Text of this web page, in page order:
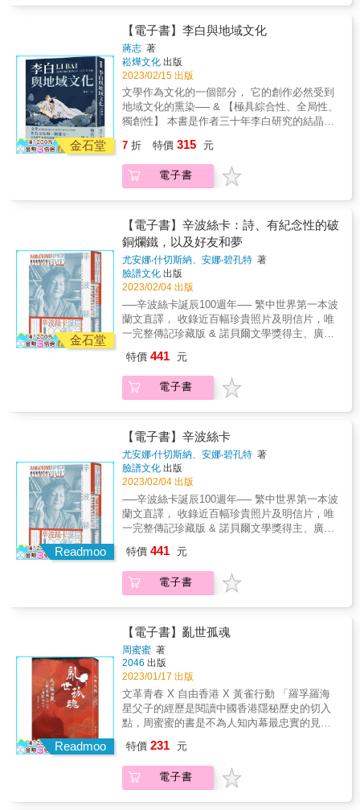
到時，立刻從桌邊跳了起來，她態度訕笑，
「坐下！妳不需要那麼準時。別活得那麼卑
微。」卑微是她最喜歡講的詞彙之一。 ．她的
不安全感究竟跟性別有多少關係，我們無從得
知。但想到這個驕傲、聰明又有野心的女人成
長於女性解放的年代之前，以及她在日常生活
中得面對多少的偏見，任何人都能想像她一路
以來受過不少屈辱。 ．你們那裡到底是什麼狀
況？我記得有個朋友笑著說，「所有人都想像
況很典型：占有欲強的控制狂母親，還有充滿
罪惡感的兒子。」
她說，她很樂意撫養我們所有人。當我表達疑
慮時，她說：「別這麼保守。誰說我們一定要
活得跟別人一樣？」 那些年，待在罹癌癒後的
桑塔格身旁，努涅斯見證了當時眾多知識分子
和藝術家的：最風光的、最私密的、當然也有
最怨懟的事。面對約會對象的母親、寫作前
輩、同為聰明有想法的女性，她們之間除了良
性的互動，亦少不了緊繃又糾結的時刻。如今
努涅斯已是國際知名的小說家，在桑塔格過世
後，她將這段深具意義的過往撰寫成書，回顧
親身相處的傳奇人物，並獻上她深深的愛。 關
於桑塔格，努涅斯的回憶包括： ．名字啊︒蘇
珊向我坦承，獲得這樣一個無聊又平凡的名字
．某次跟她共進午餐，我意識到回去工作會遲
到時，立刻從桌邊跳了起來，她態度訕笑，
「坐下！妳不需要那麼準時。別活得那麼卑
微。」卑微是她最喜歡講的詞彙之一。 ．她的
不安全感究竟跟性別有多少關係，我們無從得
知。但想到這個驕傲、聰明又有野心的女人成
長於女性解放的年代之前，以及她在日常生活
中得面對多少的偏見，任何人都能想像她一路
以來受過不少屈辱。 ．你們那裡到底是什麼狀
況？我記得有個朋友笑著說，「所有人都想像
況很典型：占有欲強的控制狂母親，還有充滿
罪惡感的兒子。」
◎ 吳明益（國立東華大學華文系教授）／胡
晴舫（知名作家）專文推薦 & ＝特色＝ ◎ 西
方評論家譽為「我們這時代最優美的散文創作
之一，而它卻很長時間幾乎不為人所知」。
◎ 本書共收錄《柏林童年》前後期兩種版
本，一為1938年完成的【最後稿】，一為【最
後稿】前的另一成稿【基森版】。前後內容和
篇章都經過作者大量修訂排序，透過前後兩種
版本的對照，讀者當可一探班雅明當時寫作的
以不拘文體的片斷文風審視其童年時代柏林生
活中的人與事。 ◎ 這部童年回憶既是他難得
一見的個人化作品，又是他對威廉時代的分析
與批判，這種對現代性及其起源以及意識形態
的批判，又是與他的其他作品一脈相承的。
◎ 《柏林童年》（1932~1938）包含了班雅
明這期間寫作的思想主題，如對語言、藝術乃
至本體論的思索等，又包括其在〈機械複製時
代的藝術作品〉和對波特萊爾以及巴黎拱廊街
研究中的著名意象與隱喻，這些意象與隱喻都
代表著班雅明思想和文學形象的主題是不斷重
複出現的、寓言式的形象。 ＝本書內容＝ 1. 書
德國政經形勢失望而流亡巴黎之際時寫作本
書，1938年完稿。1981年人們在巴黎圖書館發
現班雅明1940年離開該城前偷偷藏在那裡的書
稿，由於該書保存於德國的基森市，因而稱之
為《柏林童年》基森版。 鑑於基森版和最後稿
在內容上有明顯的不同，而且都是經班雅明親
自整理的，前者出自該寫作的早期，一個出自
晚期，故本書一併收入。 2. 「漫遊者」、「寓
言作家」、「收集者」敘事風格的展現 第一人
稱書寫、片斷式的書寫，全書由三十段各自獨
立的文字組成，整個文本不具備一般回憶錄和
敘述文本在時間、事件、人物的連續性。以無
活景象：勝利紀念碑、動物花園、電話機、西
洋景、捉迷藏、小人書、幽靈等，透過班雅明
獨特的對不易察覺細節的捕捉與玩味，無不以
& 3. 不只是一本單純的自傳，並審視個人記憶
與城市歷史的關聯 班雅明本人曾多次表示不願
將該書簡單地看成是自傳性的童年回憶。在
1938年寫成的《柏林童年》最後稿中的〈序
言〉中，他寫道他有意喚起心中那些在流亡歲
月裡最能激起思鄉之痛的畫面，即來自「童
年」的畫面。這種「有意識回憶」不同於日常
&mdash;&mdash;它不依循時間序列，也不屈
就外在的完整，而只是追尋事物內在的關聯，
如接續在〈序言〉中所寫：「這思念的情感同
金石堂
【電子書】李白與地域文化
蔣志 著
崧燁文化 出版
2023/02/15 出版
文學作為文化的一個部分， 它的創作必然受到
地域文化的熏染── & 【極具綜合性、全局性、
獨創性】 本書是作者三十年李白研究的結晶，
作密切關連 & ▎獨創性的觀點 ──多角度研究
地域文化對李白的影響 & ◎李白出生於蜀的觀
點 作者進行了詳細且有說服力的論述；對於李
「李白故里之爭」給出明確答案。 & ◎針對李
白家世問題 作者認為李白岀身並非貴族富商，
而是普通平民百姓，李白之父並非富商，而是
文學修養很高並繼承了中華文化的隱士，駁斥
了李白之父是胡商，李白是胡人、外國人的觀
點。 & ◎李白在蜀中的事跡、詩作 詳實考證李
白在蜀中的事跡、詩作。學術界對青年李白的
隱居地有不同觀點，戴天山、大匡山兩者的關
係沒有搞清楚。筆者透過調查研究，明確了它
們的具體位置。 & ◎李白在蜀中的交遊 詳細論
所受的影響。 & ◎巴蜀文化對李白的影響 論證
了李白從小受巴蜀文化的薰陶而形成自己獨特
的個性。 & ◎各地域文化對李白的影響 李白漫
中原文化、魯文化的影響。李白父輩從西域而
來，也接受了西域文化的影響。李白正是由多
元一體化的中華文化孕育岀來的偉大詩人。 &
◎地域文化與李白的性格 從地域文化的特定視
角，尋求李白的思想性格與詩歌創作的個性特
徵形成的原因，比較李白與同時代詩人杜甫、
孟浩然的異同。 & ◎「李白文化」的形成 按文
述。對「李白文化」在當代的情況作了論述；
對於李白文化的核心──精神文化及其現代價值
進行了闡述，特別是對於李白的愛國主義精
神，崇拜和熱愛大自然的精神及其現代價值進
文化旅遊資源的狀況、價值進行論述；對李白
文化旅遊資源的開發與保護提出對策。李白漫
遊全國，在各地留下遺蹟、詩作和傳說故事，
而且影響其民俗，為當地文化增添了色彩，形
成了李白文化，留下了李白文化旅遊資源。 &
本書特色 & 本書在研究各地域文化對李白的影
響中，提出了「李白文化」這一概念，對這新
的概念作出較準確的界定、對其內涵與外延作
論述。作者不僅僅從文學、史學的角度研究李
社會學、民俗學、文化學、美學等多個角度研
究地域文化對李白的影響。本書既填補了學術
空白又具有實用價值。 &
7 折 特價 315 元
電子書
金石堂
【電子書】辛波絲卡：詩、有紀念性的破
銅爛鐵，以及好友和夢
尤安娜‧什切斯納、安娜‧碧孔特 著
臉譜文化 出版
2023/02/04 出版
──辛波絲卡誕辰100週年── 繁中世界第一本波
蘭文直譯， 收錄近百幅珍貴照片及明信片，唯
一完整傳記珍藏版 & 諾貝爾文學獎得主、廣受
從為波蘭共產黨謳歌到堅持創作自由 辛波絲卡
一生的理想、愛情及生活 「所以有這樣一個世
界， 它的走勢由我掌握，不受命運影響？ 它的
貝爾文學獎一年後，本書的兩位作者安娜‧碧孔
特與尤安娜．什切斯納，首次向辛波絲卡提議
要為她立傳。辛波絲卡的反應是委婉拒絕，一
如她獲獎前的七十三年人生，一直堅守不過度
揭露自己的信念。做為波蘭最重要的當代詩人
之一，她接受訪談的次數甚至不超過十次。然
而，當她見到兩位作者訪談百位以上的友人，
不僅熟悉她的詩作，還將她撰寫逾三十年的書
評專欄《非指定閱讀》讀得滾瓜爛熟，她致電
&mdash;&mdash;讀到關於自己的事。但既然
兩位已經挖出了這麼多，好吧，那我們就來讓
它變得更『精確』。」& 於是《辛波絲卡：
為辛波絲卡唯一一本親自授權的傳記，從辛波
絲卡的家族、文學與編輯生涯，一路寫至詩人
辭世。傳記記錄了辛波絲卡節制優雅的一面，
像是辛波絲卡一輩子都用筆記本，短則兩三
年，長則半世紀去等待一首詩的完成。除此之
外，也描寫了辛波絲卡不為人知的一面，以普
世的詩作主題知名的她，也曾經是波蘭共產黨
的忠貞支持者（而她在此後雖曾公開反省，卻
未曾否認這段經歷）；她熱愛與朋友玩文字遊
戲，喜愛參訪考古博物館，有製作及蒐藏俗氣
明信片寄給友人的習慣；她對維梅爾的畫作讚
特價 441 元
電子書
Readmoo
【電子書】辛波絲卡
尤安娜‧什切斯納、安娜‧碧孔特 著
臉譜文化 出版
2023/02/04 出版
──辛波絲卡誕辰100週年── 繁中世界第一本波
蘭文直譯， 收錄近百幅珍貴照片及明信片，唯
一完整傳記珍藏版 & 諾貝爾文學獎得主、廣受
從為波蘭共產黨謳歌到堅持創作自由 辛波絲卡
一生的理想、愛情及生活 「所以有這樣一個世
界， 它的走勢由我掌握，不受命運影響？ 它的
貝爾文學獎一年後，本書的兩位作者安娜‧碧孔
特與尤安娜．什切斯納，首次向辛波絲卡提議
要為她立傳。辛波絲卡的反應是委婉拒絕，一
如她獲獎前的七十三年人生，一直堅守不過度
揭露自己的信念。做為波蘭最重要的當代詩人
之一，她接受訪談的次數甚至不超過十次。然
而，當她見到兩位作者訪談百位以上的友人，
不僅熟悉她的詩作，還將她撰寫逾三十年的書
評專欄《非指定閱讀》讀得滾瓜爛熟，她致電
&mdash;&mdash;讀到關於自己的事。但既然
兩位已經挖出了這麼多，好吧，那我們就來讓
它變得更『精確』。」& 於是《辛波絲卡：
特價 441 元
電子書
Readmoo
【電子書】亂世孤魂
周蜜蜜 著
2046 出版
2023/01/17 出版
文革青春 X 自由香港 X 黃雀行動 「羅孚羅海
星父子的經歷是閱讀中國香港隱秘歷史的切入
點，周蜜蜜的書是不為人知內幕最忠實的見
版人） 「政治很險惡，人卻要留一畦無愧於心
的境地。」 &mdash;&mdash;陶傑（香港著名
作家、資深媒體人） 本書是香港兒童文學作家
特價 231 元
電子書